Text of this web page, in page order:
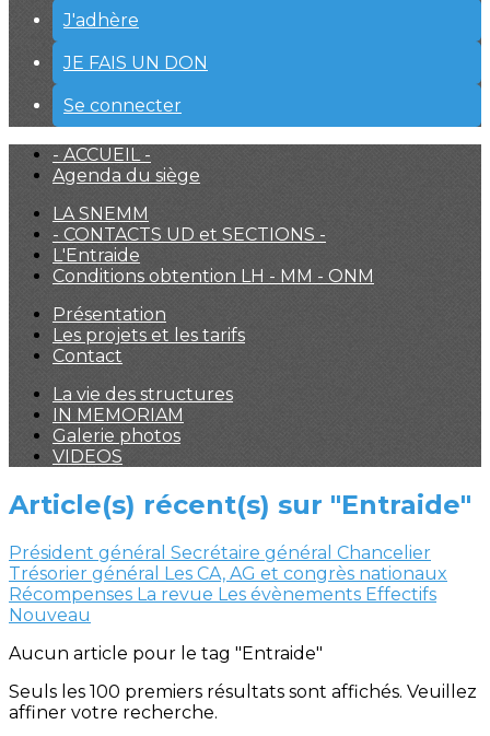
J'adhère
JE FAIS UN DON
Se connecter
- ACCUEIL -
Agenda du siège
LA SNEMM
- CONTACTS UD et SECTIONS -
L'Entraide
Conditions obtention LH - MM - ONM
Présentation
Les projets et les tarifs
Contact
La vie des structures
IN MEMORIAM
Galerie photos
VIDEOS
Article(s) récent(s) sur "Entraide"
Président général Secrétaire général Chancelier
Trésorier général Les CA, AG et congrès nationaux
Récompenses La revue Les évènements Effectifs
Nouveau
Aucun article pour le tag "Entraide"
Seuls les 100 premiers résultats sont affichés. Veuillez
affiner votre recherche.